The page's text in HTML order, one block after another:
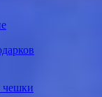
чешки